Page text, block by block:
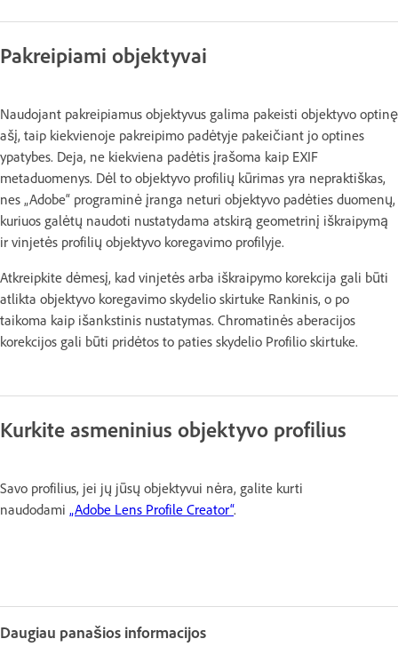
Pakreipiami objektyvai
Naudojant pakreipiamus objektyvus galima pakeisti objektyvo optinę
ašį, taip kiekvienoje pakreipimo padėtyje pakeičiant jo optines
ypatybes. Deja, ne kiekviena padėtis įrašoma kaip EXIF
metaduomenys. Dėl to objektyvo profilių kūrimas yra nepraktiškas,
nes „Adobe“ programinė įranga neturi objektyvo padėties duomenų,
kuriuos galėtų naudoti nustatydama atskirą geometrinį iškraipymą
ir vinjetės profilių objektyvo koregavimo profilyje.
Atkreipkite dėmesį, kad vinjetės arba iškraipymo korekcija gali būti
atlikta objektyvo koregavimo skydelio skirtuke Rankinis, o po
taikoma kaip išankstinis nustatymas. Chromatinės aberacijos
korekcijos gali būti pridėtos to paties skydelio Profilio skirtuke.
Kurkite asmeninius objektyvo profilius
Savo profilius, jei jų jūsų objektyvui nėra, galite kurti
naudodami „Adobe Lens Profile Creator“.
Daugiau panašios informacijos